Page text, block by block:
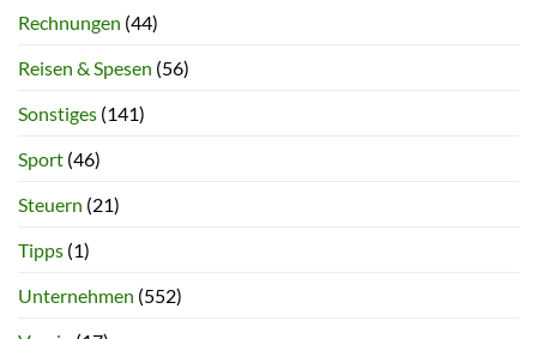
Rechnungen (44)
Reisen & Spesen (56)
Sonstiges (141)
Sport (46)
Steuern (21)
Tipps (1)
Unternehmen (552)